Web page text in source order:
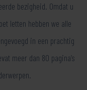
bezigheid. Omdat u
letten hebben we alle
in een prachtig
meer dan 80 pagina’s